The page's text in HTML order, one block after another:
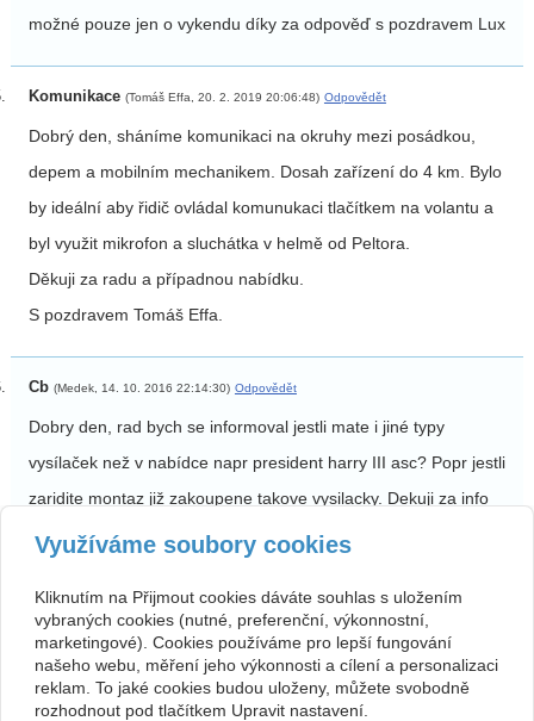
možné pouze jen o vykendu díky za odpověď s pozdravem Lux
Komunikace (Tomáš Effa, 20. 2. 2019 20:06:48) Odpovědět
Dobrý den, sháníme komunikaci na okruhy mezi posádkou,
depem a mobilním mechanikem. Dosah zařízení do 4 km. Bylo
by ideální aby řidič ovládal komunukaci tlačítkem na volantu a
byl využit mikrofon a sluchátka v helmě od Peltora.
Děkuji za radu a případnou nabídku.
S pozdravem Tomáš Effa.
Cb (Medek, 14. 10. 2016 22:14:30) Odpovědět
Dobry den, rad bych se informoval jestli mate i jiné typy
vysílaček než v nabídce napr president harry III asc? Popr jestli
zaridite montaz již zakoupene takove vysilacky. Dekuji za info
Kontakt
Roman Pokorný
Plk.Vrány 133
509 01 Nová Paka-Štikov
PROVOZOVNA
FOTO-VYSÍLAČKY
Komenského 309
603 824 360
info@fvp.cz
www.vysilackydoaut.cz
Využíváme soubory cookies
Kliknutím na Přijmout cookies dáváte souhlas s uložením
vybraných cookies (nutné, preferenční, výkonnostní,
marketingové). Cookies používáme pro lepší fungování
našeho webu, měření jeho výkonnosti a cílení a personalizaci
reklam. To jaké cookies budou uloženy, můžete svobodně
rozhodnout pod tlačítkem Upravit nastavení.